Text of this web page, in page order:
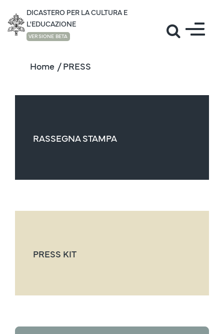
DICASTERO PER LA CULTURA E
L'EDUCAZIONE
VERSIONE BETA
Home / PRESS
RASSEGNA STAMPA
PRESS KIT